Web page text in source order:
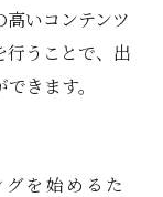
高いコンテンツ
行うことで、出
きます。
を始めるた